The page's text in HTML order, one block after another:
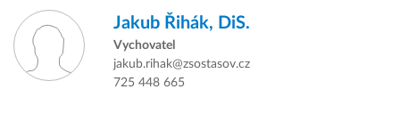
Jakub Řihák, DiS.
Vychovatel
jakub.rihak@zsostasov.cz
725 448 665